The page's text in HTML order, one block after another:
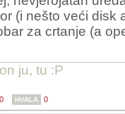
(i nešto veći disk
za crtanje (a
ju, tu :P
0 HVALA 0